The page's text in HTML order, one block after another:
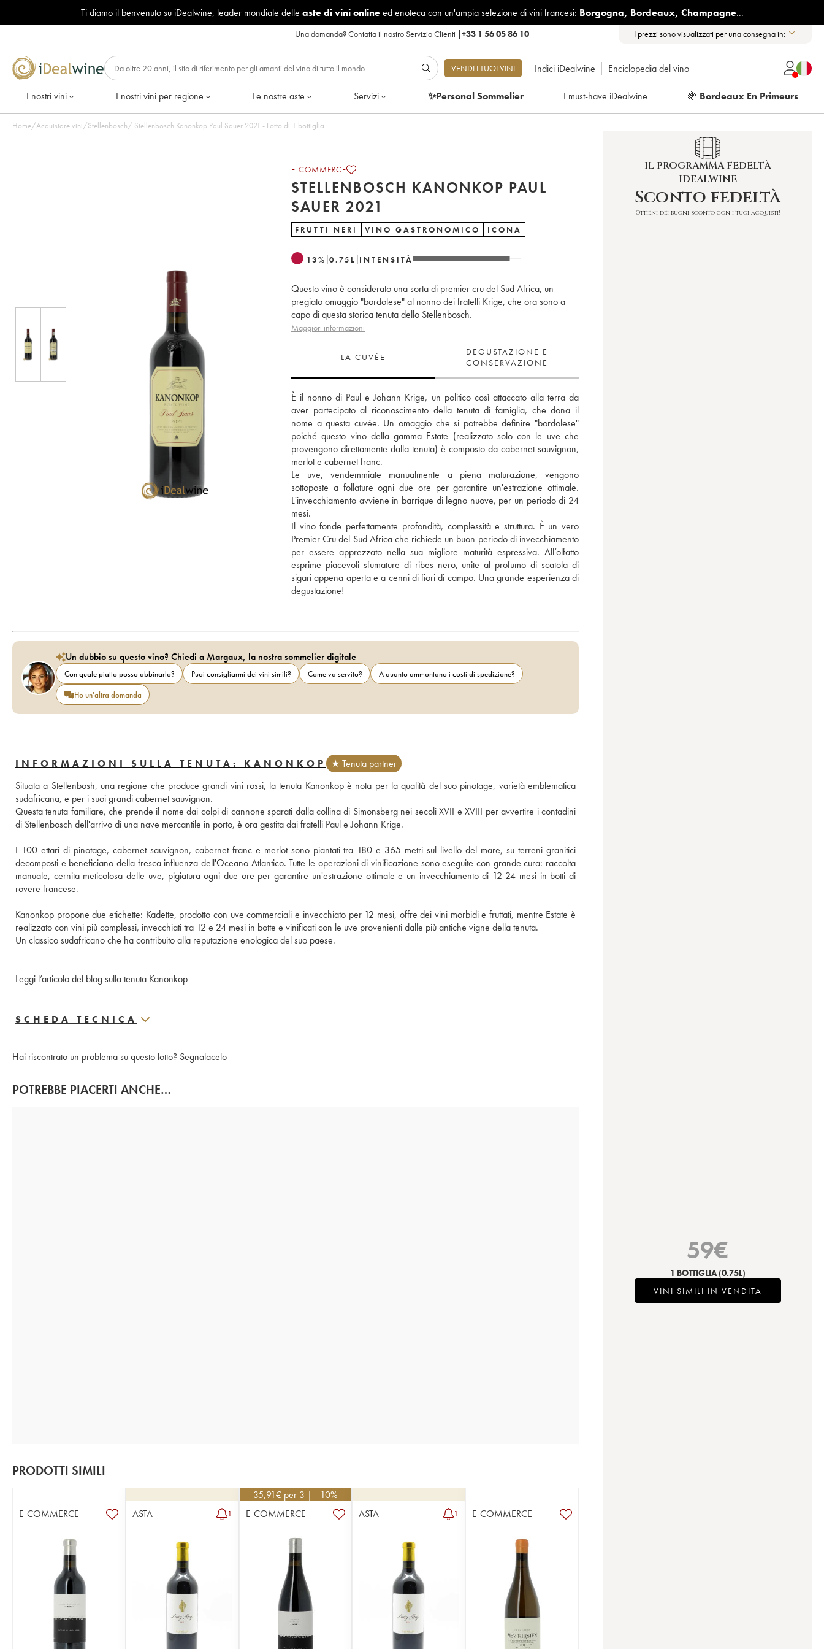
Ti diamo il benvenuto su iDealwine, leader mondiale delle aste di vini onlineed enoteca con un'ampia selezione di vini francesi: Borgogna, Bordeaux, Champagne...
Una domanda?Contatta il nostro Servizio Clienti |+33 1 56 05 86 10 I prezzi sono visualizzati per una consegna in:
VENDI I TUOI VINI Indici iDealwine Enciclopedia del vino
I nostri vini I nostri vini per regione Le nostre aste Servizi ✨Personal Sommelier I must-have iDealwine 🍇 Bordeaux En Primeurs
Home/Acquistare vini/Stellenbosch/ Stellenbosch Kanonkop Paul Sauer 2021 - Lotto di 1 bottiglia
E-COMMERCE
STELLENBOSCH KANONKOP PAUL
SAUER 2021
FRUTTI NERI VINO GASTRONOMICO ICONA
13% 0.75 L INTENSITÀ
Questo vino è considerato una sorta di premier cru del Sud Africa, un
pregiato omaggio "bordolese" al nonno dei fratelli Krige, che ora sono a
capo di questa storica tenuta dello Stellenbosch.
Maggiori informazioni
LA CUVÉE
DEGUSTAZIONE E
CONSERVAZIONE
È il nonno di Paul e Johann Krige, un politico così attaccato alla terra da
aver partecipato al riconoscimento della tenuta di famiglia, che dona il
nome a questa cuvée. Un omaggio che si potrebbe definire "bordolese"
poiché questo vino della gamma Estate (realizzato solo con le uve che
provengono direttamente dalla tenuta) è composto da cabernet sauvignon,
merlot e cabernet franc.
Le uve, vendemmiate manualmente a piena maturazione, vengono
sottoposte a follature ogni due ore per garantire un'estrazione ottimale.
L'invecchiamento avviene in barrique di legno nuove, per un periodo di 24
mesi.
Il vino fonde perfettamente profondità, complessità e struttura. È un vero
Premier Cru del Sud Africa che richiede un buon periodo di invecchiamento
per essere apprezzato nella sua migliore maturità espressiva. All’olfatto
esprime piacevoli sfumature di ribes nero, unite al profumo di scatola di
sigari appena aperta e a cenni di fiori di campo. Una grande esperienza di
degustazione!
Un dubbio su questo vino? Chiedi a Margaux, la nostra sommelier digitale
Con quale piatto posso abbinarlo? Puoi consigliarmi dei vini simili? Come va servito?
A quanto ammontano i costi di spedizione?
Ho un'altra domanda
INFORMAZIONI SULLA TENUTA: KANONKOP
★ Tenuta partner
Situata a Stellenbosh, una regione che produce grandi vini rossi, la tenuta Kanonkop è nota per la qualità del suo pinotage, varietà emblematica
sudafricana, e per i suoi grandi cabernet sauvignon.
Questa tenuta familiare, che prende il nome dai colpi di cannone sparati dalla collina di Simonsberg nei secoli XVII e XVIII per avvertire i contadini
di Stellenbosch dell'arrivo di una nave mercantile in porto, è ora gestita dai fratelli Paul e Johann Krige.
I 100 ettari di pinotage, cabernet sauvignon, cabernet franc e merlot sono piantati tra 180 e 365 metri sul livello del mare, su terreni granitici
decomposti e beneficiano della fresca influenza dell'Oceano Atlantico. Tutte le operazioni di vinificazione sono eseguite con grande cura: raccolta
manuale, cernita meticolosa delle uve, pigiatura ogni due ore per garantire un'estrazione ottimale e un invecchiamento di 12-24 mesi in botti di
rovere francese.
Kanonkop propone due etichette: Kadette, prodotto con uve commerciali e invecchiato per 12 mesi, offre dei vini morbidi e fruttati, mentre Estate è
realizzato con vini più complessi, invecchiati tra 12 e 24 mesi in botte e vinificati con le uve provenienti dalle più antiche vigne della tenuta.
Un classico sudafricano che ha contribuito alla reputazione enologica del suo paese.
Leggi l’articolo del blog sulla tenuta Kanonkop
SCHEDA TECNICA
Hai riscontrato un problema su questo lotto? Segnalacelo
POTREBBE PIACERTI ANCHE…
PRODOTTI SIMILI
E-COMMERCE ASTA 1
35,91€ per 3 | - 10%
E-COMMERCE
ASTA 1 E-COMMERCE
IL PROGRAMMA FEDELTÀ
IDEALWINE
Sconto fedeltà
Ottieni dei buoni sconto con i tuoi acquisti!
59€
1 BOTTIGLIA (0.75L)
VINI SIMILI IN VENDITA